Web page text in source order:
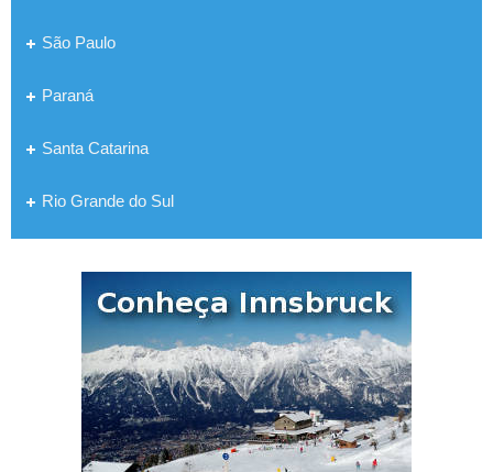
São Paulo
Paraná
Santa Catarina
Rio Grande do Sul